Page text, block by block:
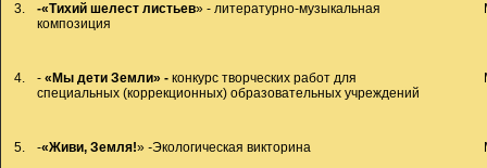
3. -«Тихий шелест листьев» - литературно-музыкальная
композиция
4. - «Мы дети Земли» - конкурс творческих работ для
специальных (коррекционных) образовательных учреждений
5. -«Живи, Земля!» -Экологическая викторина